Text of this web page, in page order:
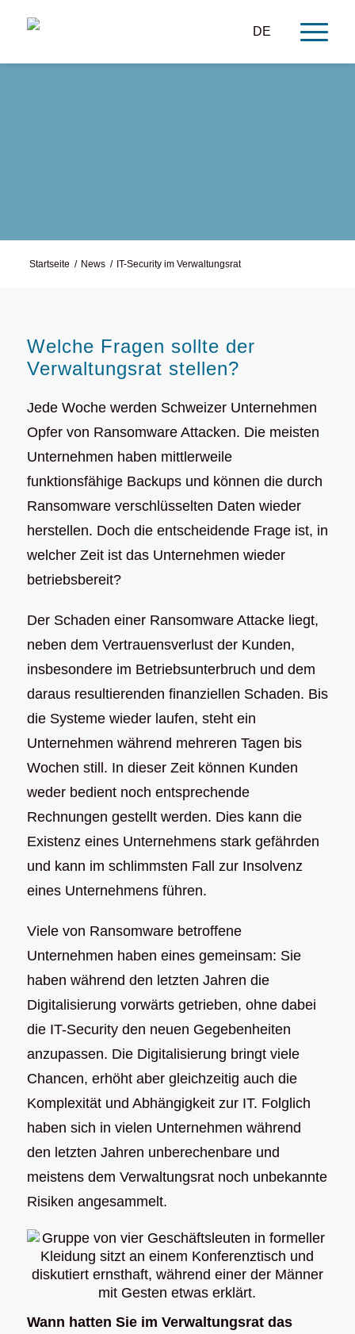
DE
Startseite / News / IT-Security im Verwaltungsrat
Welche Fragen sollte der
Verwaltungsrat stellen?
Jede Woche werden Schweizer Unternehmen
Opfer von Ransomware Attacken. Die meisten
Unternehmen haben mittlerweile
funktionsfähige Backups und können die durch
Ransomware verschlüsselten Daten wieder
herstellen. Doch die entscheidende Frage ist, in
welcher Zeit ist das Unternehmen wieder
betriebsbereit?
Der Schaden einer Ransomware Attacke liegt,
neben dem Vertrauensverlust der Kunden,
insbesondere im Betriebsunterbruch und dem
daraus resultierenden finanziellen Schaden. Bis
die Systeme wieder laufen, steht ein
Unternehmen während mehreren Tagen bis
Wochen still. In dieser Zeit können Kunden
weder bedient noch entsprechende
Rechnungen gestellt werden. Dies kann die
Existenz eines Unternehmens stark gefährden
und kann im schlimmsten Fall zur Insolvenz
eines Unternehmens führen.
Viele von Ransomware betroffene
Unternehmen haben eines gemeinsam: Sie
haben während den letzten Jahren die
Digitalisierung vorwärts getrieben, ohne dabei
die IT-Security den neuen Gegebenheiten
anzupassen. Die Digitalisierung bringt viele
Chancen, erhöht aber gleichzeitig auch die
Komplexität und Abhängigkeit zur IT. Folglich
haben sich in vielen Unternehmen während
den letzten Jahren unberechenbare und
meistens dem Verwaltungsrat noch unbekannte
Risiken angesammelt.
Wann hatten Sie im Verwaltungsrat das